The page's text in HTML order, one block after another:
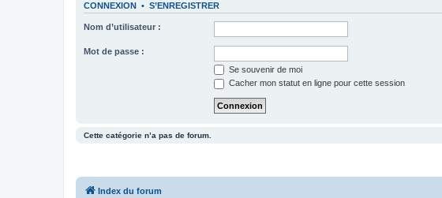
CONNEXION • S’ENREGISTRER
Nom d’utilisateur :
Mot de passe :
Se souvenir de moi
Cacher mon statut en ligne pour cette session
Cette catégorie n’a pas de forum.
Index du forum